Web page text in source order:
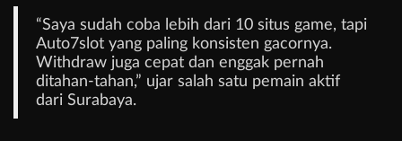
“Saya sudah coba lebih dari 10 situs game, tapi
Auto7slot yang paling konsisten gacornya.
Withdraw juga cepat dan enggak pernah
ditahan-tahan,” ujar salah satu pemain aktif
dari Surabaya.